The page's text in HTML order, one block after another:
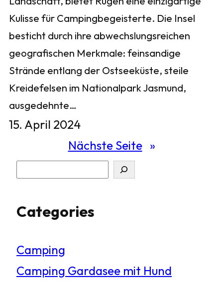
Kulisse für Campingbegeisterte. Die Insel
besticht durch ihre abwechslungsreichen
geografischen Merkmale: feinsandige
Strände entlang der Ostseeküste, steile
Kreidefelsen im Nationalpark Jasmund,
ausgedehnte…
15. April 2024
Nächste Seite »
c
e
n
Categories
Camping
Camping Gardasee mit Hund